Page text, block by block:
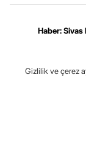
Haber: Sivas
Gizlilik ve çerez